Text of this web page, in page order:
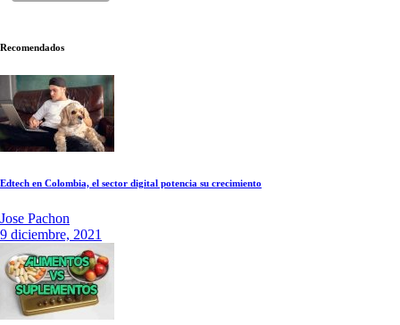
Recomendados
Edtech en Colombia, el sector digital potencia su crecimiento
Jose Pachon
9 diciembre, 2021